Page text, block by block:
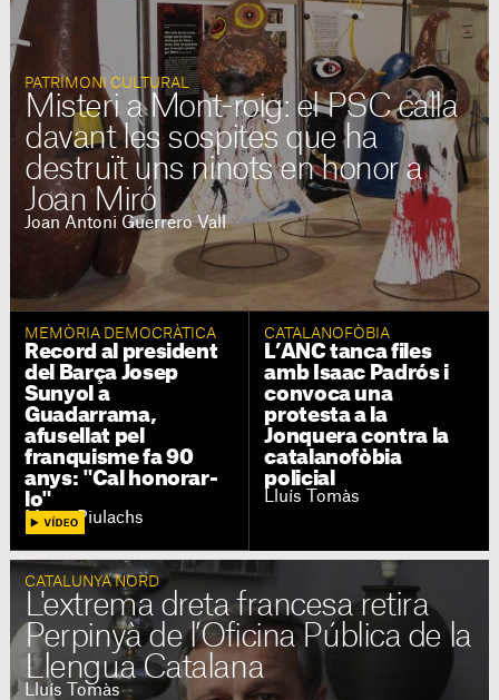
PATRIMONI CULTURAL
Misteri a Mont-roig: el PSC calla
davant les sospites que ha
destruït uns ninots en honor a
Joan Miró
Joan Antoni Guerrero Vall
MEMÒRIA DEMOCRÀTICA
Record al president
del Barça Josep
Sunyol a
Guadarrama,
afusellat pel
franquisme fa 90
anys: "Cal honorar-
lo"
Mayte Piulachs
CATALANOFÒBIA
L’ANC tanca files
amb Isaac Padrós i
convoca una
protesta a la
Jonquera contra la
catalanofòbia
policial
Lluís Tomàs
CATALUNYA NORD
L'extrema dreta francesa retira
Perpinyà de l’Oficina Pública de la
Llengua Catalana
Lluís Tomàs